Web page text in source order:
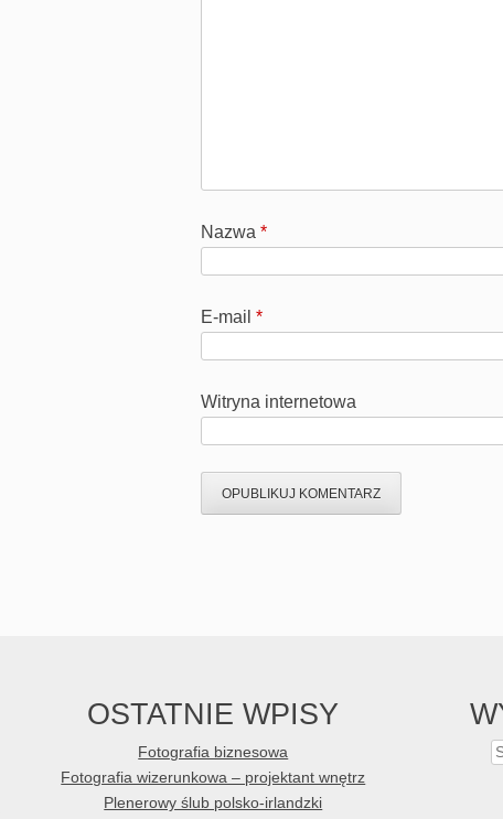
Nazwa*
E-mail*
Witryna internetowa
OSTATNIE WPISY
Fotografia biznesowa
Fotografia wizerunkowa – projektant wnętrz
Plenerowy ślub polsko-irlandzki